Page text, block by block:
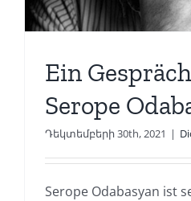
Ein
Serope
Դեկտեմբերի 30th, 2021 |
Serope Odabasyan ist